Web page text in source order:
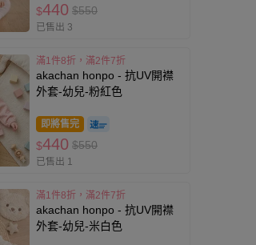
$440 $550
已售出 3
滿1件8折，滿2件7折
akachan honpo - 抗UV開襟
外套-幼兒-粉紅色
即將售完
$440 $550
已售出 1
滿1件8折，滿2件7折
akachan honpo - 抗UV開襟
外套-幼兒-米白色